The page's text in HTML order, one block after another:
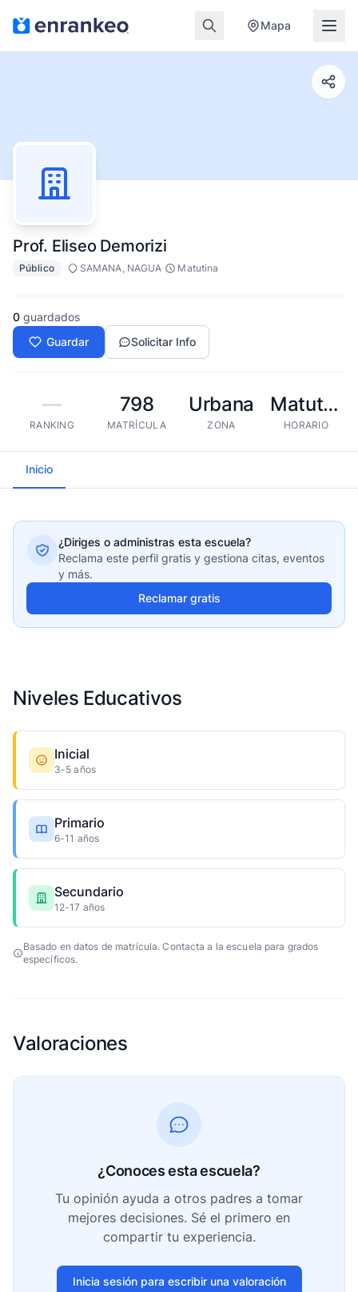
Mapa
Prof. Eliseo Demorizi
Público ·· SAMANA, NAGUA· Matutina
0 guardados
Guardar
Solicitar Info
—
RANKING
798
MATRÍCULA
Urbana
ZONA
Matutina
HORARIO
Inicio
¿Diriges o administras esta escuela?
Reclama este perfil gratis y gestiona citas, eventos
y más.
Reclamar gratis
Niveles Educativos
Inicial
3-5 años
Primario
6-11 años
Secundario
12-17 años
Basado en datos de matrícula. Contacta a la escuela para grados
específicos.
Valoraciones
¿Conoces esta escuela?
Tu opinión ayuda a otros padres a tomar
mejores decisiones. Sé el primero en
compartir tu experiencia.
Inicia sesión para escribir una valoración